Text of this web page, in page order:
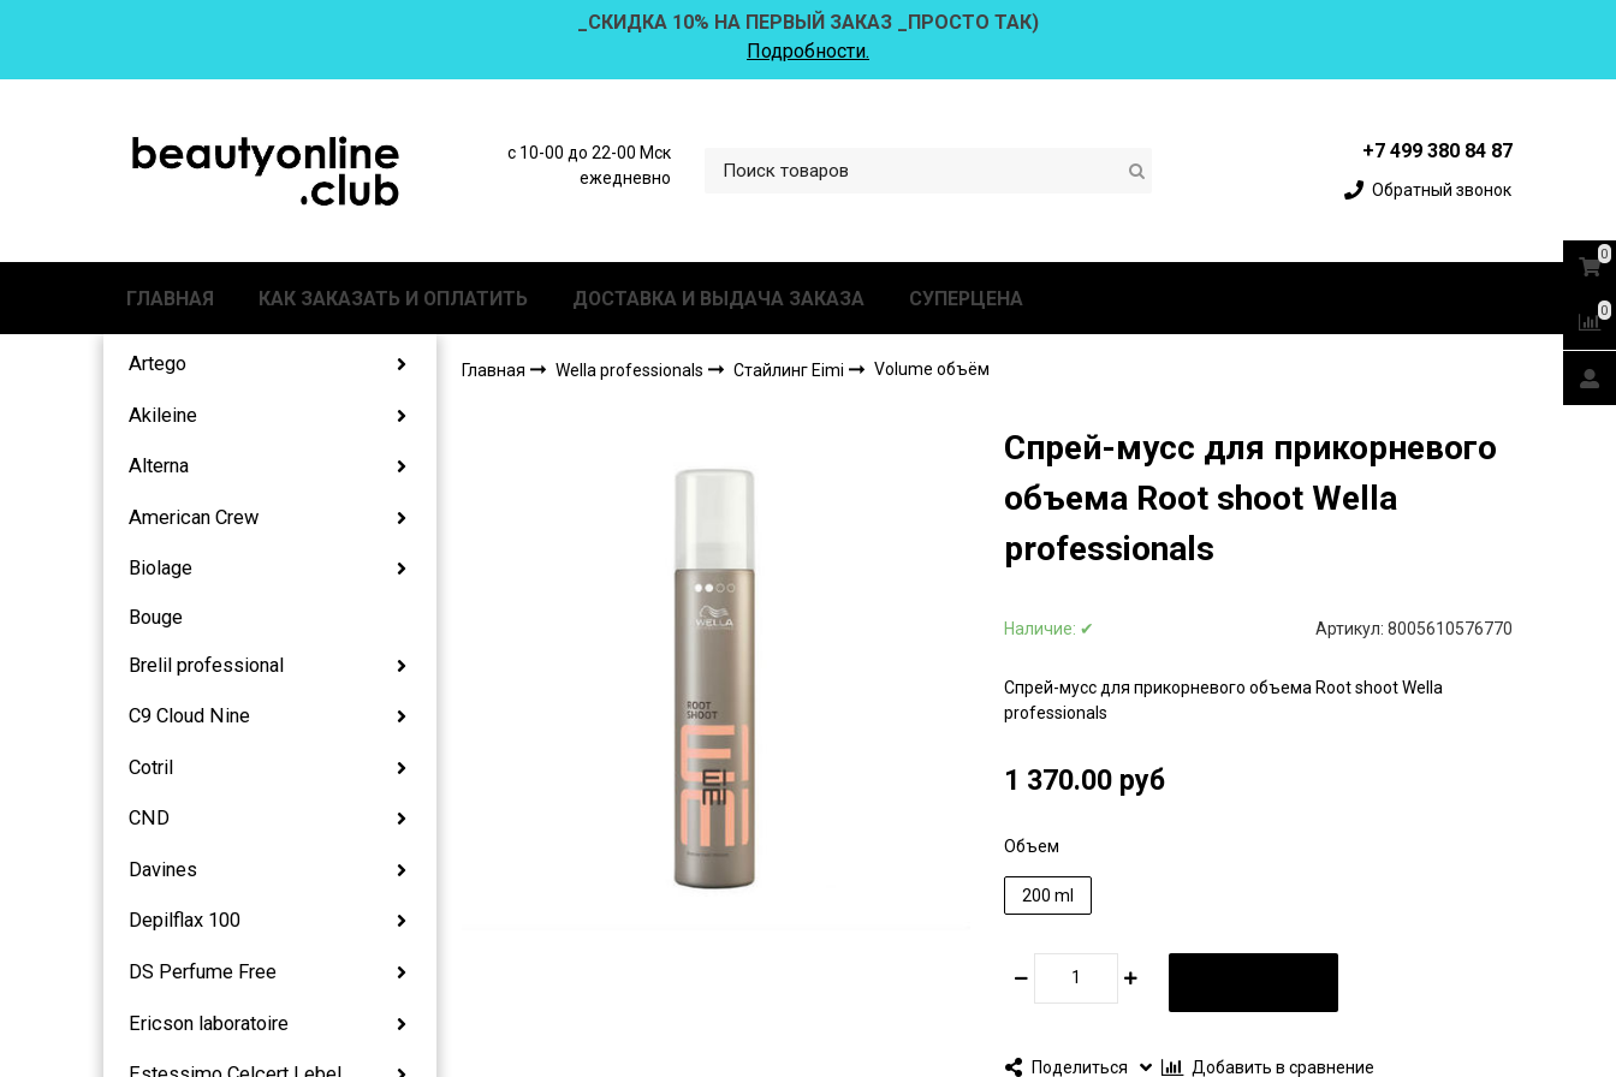
_СКИДКА 10% НА ПЕРВЫЙ ЗАКАЗ _ПРОСТО ТАК)
Подробности.
с 10-00 до 22-00 Мск
ежедневно
+7 499 380 84 87
Обратный звонок
ГЛАВНАЯ КАК ЗАКАЗАТЬ И ОПЛАТИТЬ ДОСТАВКА И ВЫДАЧА ЗАКАЗА СУПЕРЦЕНА
Artego
Akileine
Alterna
American Crew
Biolage
Bouge
Brelil professional
C9 Cloud Nine
Cotril
CND
Davines
Depilflax 100
DS Perfume Free
Ericson laboratoire
Главная Wella professionals Стайлинг Eimi Volume объём
Спрей-мусс для прикорневого
объема Root shoot Wella
professionals
Наличие: ✔ Артикул: 8005610576770
Спрей-мусс для прикорневого объема Root shoot Wella
professionals
1 370.00 руб
Объем
200 ml
Поделиться Добавить в сравнение
0
0